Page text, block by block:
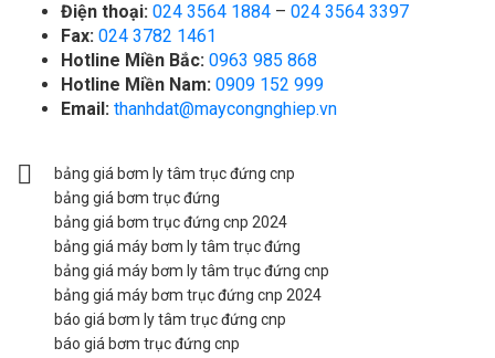
Điện thoại: 024 3564 1884 – 024 3564 3397
Fax: 024 3782 1461
Hotline Miền Bắc: 0963 985 868
Hotline Miền Nam: 0909 152 999
Email: thanhdat@maycongnghiep.vn
bảng giá bơm ly tâm trục đứng cnp
bảng giá bơm trục đứng
bảng giá bơm trục đứng cnp 2024
bảng giá máy bơm ly tâm trục đứng
bảng giá máy bơm ly tâm trục đứng cnp
bảng giá máy bơm trục đứng cnp 2024
báo giá bơm ly tâm trục đứng cnp
báo giá bơm trục đứng cnp